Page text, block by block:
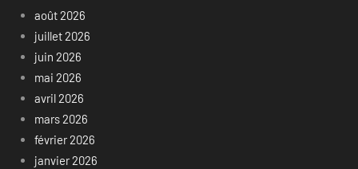
août 2026
juillet 2026
juin 2026
mai 2026
avril 2026
mars 2026
février 2026
janvier 2026